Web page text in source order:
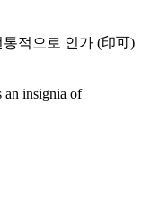
적으로 인가 (印可)
an insignia of